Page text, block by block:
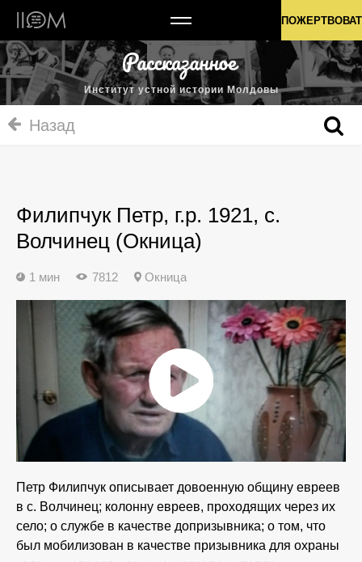
Институт устной истории Молдовы
Институт устной истории Молдовы
Назад
Филипчук Петр, г.р. 1921, с.
Волчинец (Окница)
1 мин 7812 Окница
Петр Филипчук описывает довоенную общину евреев
в с. Волчинец; колонну евреев, проходящих через их
село; о службе в качестве допризывника; о том, что
был мобилизован в качестве призывника для охраны